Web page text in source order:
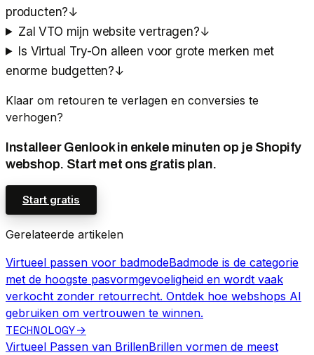
producten?↓
Zal VTO mijn website vertragen?↓
Is Virtual Try-On alleen voor grote merken met
enorme budgetten?↓
Klaar om retouren te verlagen en conversies te
verhogen?
Installeer Genlook in enkele minuten op je Shopify
webshop. Start met ons gratis plan.
Start gratis
Gerelateerde artikelen
Virtueel passen voor badmodeBadmode is de categorie
met de hoogste pasvormgevoeligheid en wordt vaak
verkocht zonder retourrecht. Ontdek hoe webshops AI
gebruiken om vertrouwen te winnen.
TECHNOLOGY→
Virtueel Passen van BrillenBrillen vormen de meest